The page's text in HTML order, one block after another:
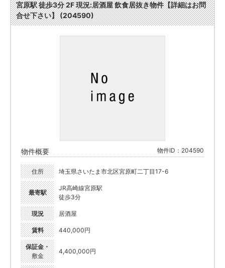
宮原駅 徒歩3分 2F 現況:居酒屋 飲食居抜き物件【詳細はお問
合せ下さい】 (204590)
物件概要 物件ID：204590
住所 埼玉県さいたま市北区宮原町二丁目17-6
最寄駅
JR高崎線宮原駅
徒歩3分
現況 居酒屋
賃料 440,000円
保証金・
敷金
4,400,000円